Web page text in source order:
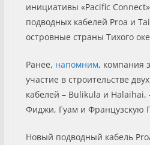
инициативы «Pacific
подводных кабелей Proa и
островные страны Тихого
Ранее, напомним, компания
участие в строительстве
кабелей – Bulikula и Halaihai,
Фиджи, Гуам и Французскую
Новый подводный кабель